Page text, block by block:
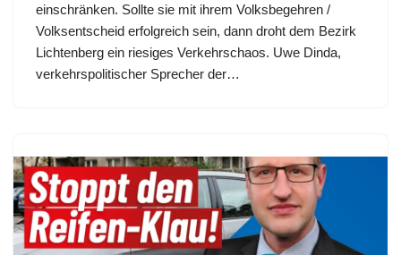
einschränken. Sollte sie mit ihrem Volksbegehren /
Volksentscheid erfolgreich sein, dann droht dem Bezirk
Lichtenberg ein riesiges Verkehrschaos. Uwe Dinda,
verkehrspolitischer Sprecher der…